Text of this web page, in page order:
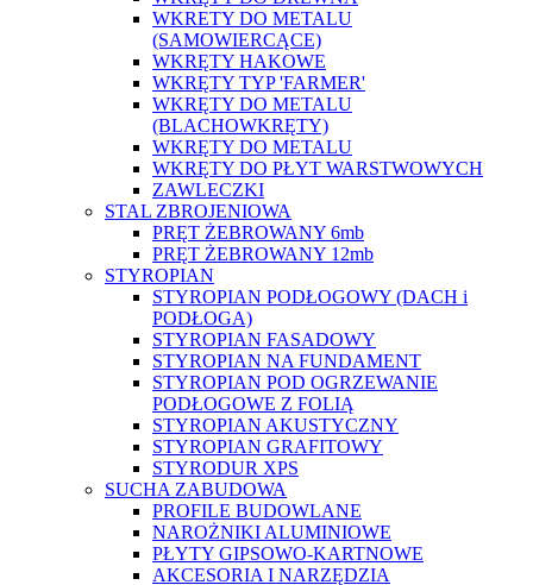
WKRETY DO METALU
(SAMOWIERCĄCE)
WKRĘTY HAKOWE
WKRĘTY TYP 'FARMER'
WKRĘTY DO METALU
(BLACHOWKRĘTY)
WKRĘTY DO METALU
WKRĘTY DO PŁYT WARSTWOWYCH
ZAWLECZKI
STAL ZBROJENIOWA
PRĘT ŻEBROWANY 6mb
PRĘT ŻEBROWANY 12mb
STYROPIAN
STYROPIAN PODŁOGOWY (DACH i
PODŁOGA)
STYROPIAN FASADOWY
STYROPIAN NA FUNDAMENT
STYROPIAN POD OGRZEWANIE
PODŁOGOWE Z FOLIĄ
STYROPIAN AKUSTYCZNY
STYROPIAN GRAFITOWY
STYRODUR XPS
SUCHA ZABUDOWA
PROFILE BUDOWLANE
NAROŻNIKI ALUMINIOWE
PŁYTY GIPSOWO-KARTNOWE
AKCESORIA I NARZĘDZIA